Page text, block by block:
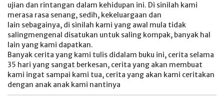
ujian dan rintangan dalam kehidupan ini. Di sinilah kami
merasa rasa senang, sedih, kekeluargaan dan
lain sebagainya, di sinilah kami yang awal mula tidak
salingmengenal disatukan untuk saling kompak, banyak hal
lain yang kami dapatkan.
Banyak cerita yang kami tulis didalam buku ini, cerita selama
35 hari yang sangat berkesan, cerita yang akan membuat
kami ingat sampai kami tua, cerita yang akan kami ceritakan
dengan anak anak kami nantinya